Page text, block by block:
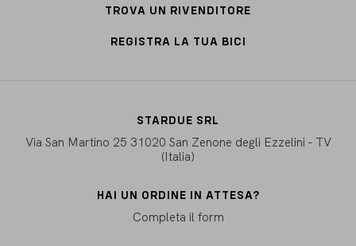
TROVA UN RIVENDITORE
REGISTRA LA TUA BICI
STARDUE SRL
Via San Martino 25 31020 San Zenone degli Ezzelini - TV
(Italia)
HAI UN ORDINE IN ATTESA?
Completa il form